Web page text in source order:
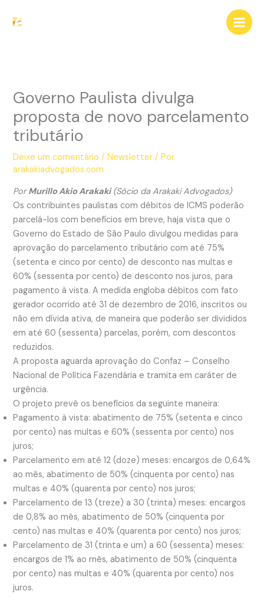
para
Governo Paulista divulga
proposta de novo parcelamento
tributário
Deixe um comentário /Newsletter / Por
arakakiadvogados.com
PorMurillo Akio Arakaki(Sócio da Arakaki Advogados)
Os contribuintes paulistas com débitos de ICMS poderão
parcelá-los com benefícios em breve, haja vista que o
Governo do Estado de São Paulo divulgou medidas para
aprovação do parcelamento tributário com até 75%
(setenta e cinco por cento) de desconto nas multas e
60% (sessenta por cento) de desconto nos juros, para
pagamento à vista. A medida engloba débitos com fato
gerador ocorrido até 31 de dezembro de 2016, inscritos ou
não em dívida ativa, de maneira que poderão ser divididos
em até 60 (sessenta) parcelas, porém, com descontos
reduzidos.
A proposta aguarda aprovação do Confaz – Conselho
Nacional de Política Fazendária e tramita em caráter de
urgência.
O projeto prevê os benefícios da seguinte maneira:
Pagamento à vista: abatimento de 75% (setenta e cinco
por cento) nas multas e 60% (sessenta por cento) nos
juros;
Parcelamento em até 12 (doze) meses: encargos de 0,64%
ao mês, abatimento de 50% (cinquenta por cento) nas
multas e 40% (quarenta por cento) nos juros;
Parcelamento de 13 (treze) a 30 (trinta) meses: encargos
de 0,8% ao mês, abatimento de 50% (cinquenta por
cento) nas multas e 40% (quarenta por cento) nos juros;
Parcelamento de 31 (trinta e um) a 60 (sessenta) meses:
encargos de 1% ao mês, abatimento de 50% (cinquenta
por cento) nas multas e 40% (quarenta por cento) nos
juros.